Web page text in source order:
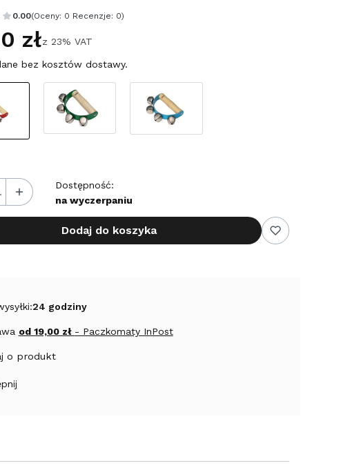
0.00(Oceny: 0 Recenzje: 0)
złz 23% VAT
bez kosztów dostawy.
Dostępność:
na wyczerpaniu
Dodaj do koszyka
24 godziny
od 19,00 zł - Paczkomaty InPost
o produkt